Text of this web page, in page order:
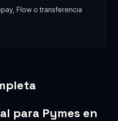
Flow o transferencia
para Pymes en